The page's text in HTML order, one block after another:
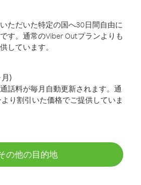
ただいた特定の国へ30日間自由に
す。通常のViber Outプランよりも
しています。
)
話料が毎月自動更新されます。通
り割引いた価格でご提供していま
の他の目的地